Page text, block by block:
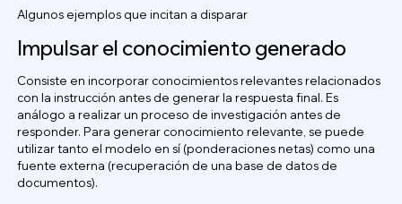
Algunos ejemplos que incitan a disparar
Impulsar el conocimiento generado
Consiste en incorporar conocimientos relevantes relacionados
con la instrucción antes de generar la respuesta final. Es
análogo a realizar un proceso de investigación antes de
responder. Para generar conocimiento relevante, se puede
utilizar tanto el modelo en sí (ponderaciones netas) como una
fuente externa (recuperación de una base de datos de
documentos).